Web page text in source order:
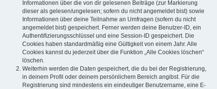
Informationen über die von dir gelesenen Beiträge (zur Markierung
dieser als gelesen/ungelesen; sofern du nicht angemeldet bist) sowie
Informationen über deine Teilnahme an Umfragen (sofern du nicht
angemeldet bist) gespeichert. Ferner werden deine Benutzer-ID, ein
Authentifizierungsschlüssel und eine Session-ID gespeichert. Die
Cookies haben standardmäßig eine Gültigkeit von einem Jahr. Alle
Cookies kannst du jederzeit über die Funktion „Alle Cookies löschen“
löschen.
Weiterhin werden die Daten gespeichert, die du bei der Registrierung,
in deinem Profil oder deinem persönlichem Bereich angibst. Für die
Registrierung sind mindestens ein eindeutiger Benutzername, eine E-